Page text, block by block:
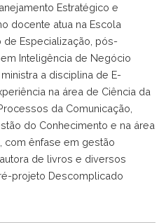
Estratégico e
docente atua na Escola
de Especialização, pós-
Inteligência de Negócio
a disciplina de E-
na área de Ciência da
da Comunicação,
do Conhecimento e na área
com ênfase em gestão
de livros e diversos
projeto Descomplicado